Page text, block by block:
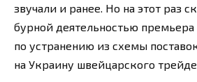
звучали и ранее. Но на этот раз
бурной деятельностью
по устранению из схемы
на Украину швейцарского